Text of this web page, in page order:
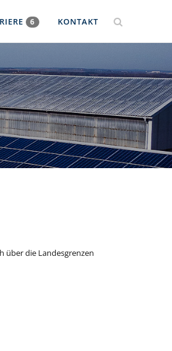
6 KONTAKT
über die Landesgrenzen